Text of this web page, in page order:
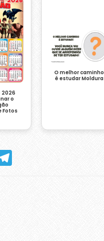
2026
o
Fotos
O melhor caminho
é estudar Moldura
Telegram